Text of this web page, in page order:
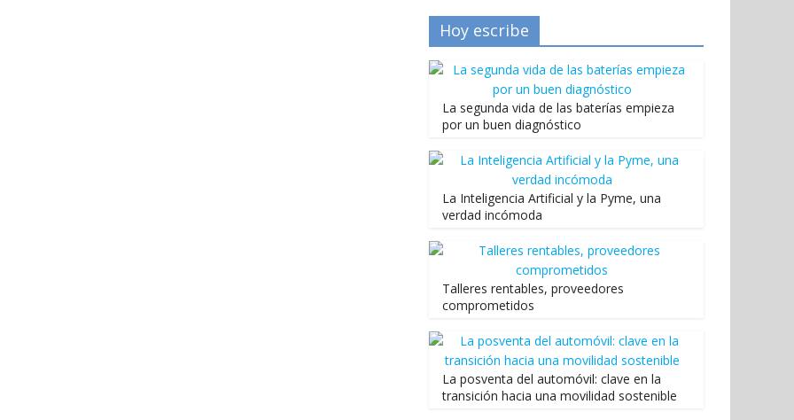
Hoy escribe
La segunda vida de las baterías empieza
por un buen diagnóstico
La Inteligencia Artificial y la Pyme, una
verdad incómoda
Talleres rentables, proveedores
comprometidos
La posventa del automóvil: clave en la
transición hacia una movilidad sostenible